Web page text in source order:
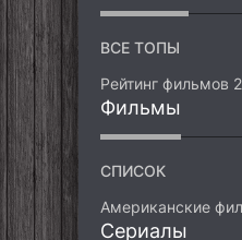
ВСЕ ТОПЫ
Фильмы
СПИСОК
Сериалы